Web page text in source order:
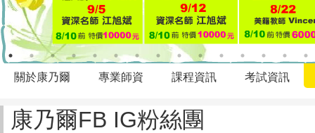
關於康乃爾 專業師資 課程資訊 考試資訊
康乃爾FB IG粉絲團